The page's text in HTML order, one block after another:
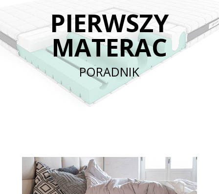
PIERWSZY
MATERAC
PORADNIK